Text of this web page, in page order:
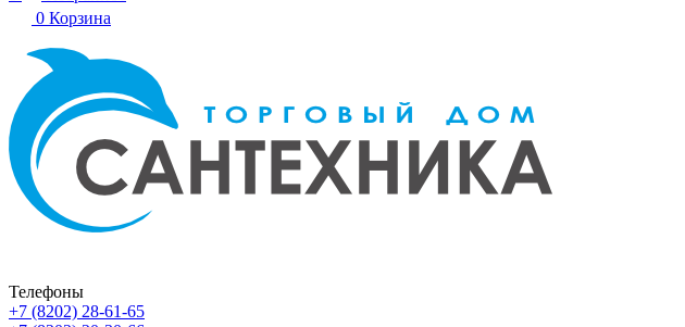
0 Корзина
Телефоны
+7 (8202) 28‑61-65